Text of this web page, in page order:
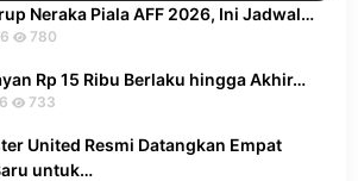
Neraka Piala AFF 2026, Ini Jadwal…
780
Rp 15 Ribu Berlaku hingga Akhir…
733
United Resmi Datangkan Empat
untuk…